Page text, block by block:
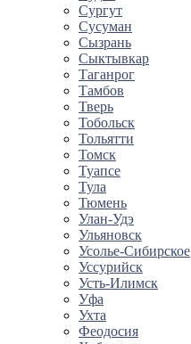
Сургут
Сусуман
Сызрань
Сыктывкар
Таганрог
Тамбов
Тверь
Тобольск
Тольятти
Томск
Туапсе
Тула
Тюмень
Улан-Удэ
Ульяновск
Усолье-Сибирское
Уссурийск
Усть-Илимск
Уфа
Ухта
Феодосия